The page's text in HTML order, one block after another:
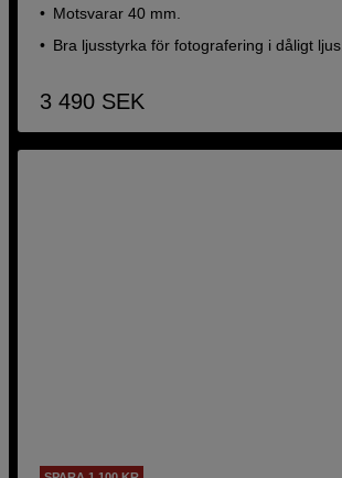
Motsvarar 40 mm.
Bra ljusstyrka för fotografering i dåligt ljus.
3 490 SEK